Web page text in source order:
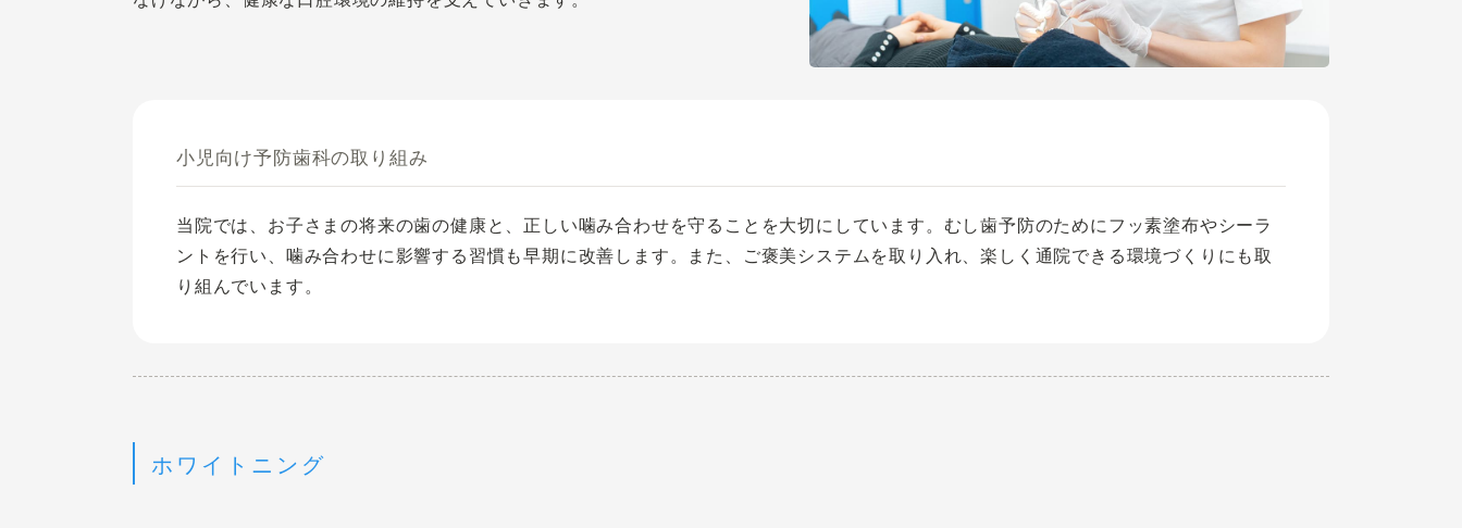
小児向け予防歯科の取り組み
当院では、お子さまの将来の歯の健康と、正しい噛み合わせを守ることを大切にしています。むし歯予防のためにフッ素塗布やシーラ
ントを行い、噛み合わせに影響する習慣も早期に改善します。また、ご褒美システムを取り入れ、楽しく通院できる環境づくりにも取
り組んでいます。
ホワイトニング